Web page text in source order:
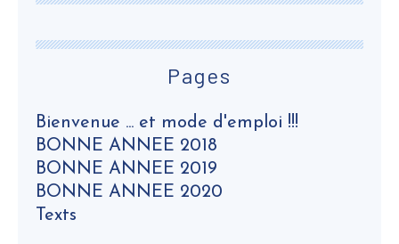
Pages
Bienvenue ... et mode d'emploi !!!
BONNE ANNEE 2018
BONNE ANNEE 2019
BONNE ANNEE 2020
Texts